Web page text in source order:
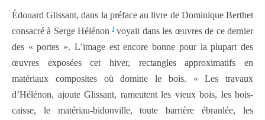
Édouard Glissant, dans la préface au livre de Dominique Berthet
consacré à Serge Hélénonivoyait dans les œuvres de ce dernier
des « portes ». L’image est encore bonne pour la plupart des
œuvres exposées cet hiver, rectangles approximatifs en
matériaux composites où domine le bois. « Les travaux
d’Hélénon, ajoute Glissant, rameutent les vieux bois, les bois-
caisse, le matériau-bidonville, toute barrière ébranlée, les